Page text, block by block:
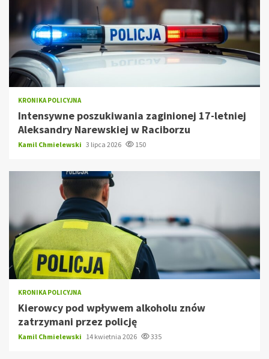
KRONIKA POLICYJNA
Intensywne poszukiwania zaginionej 17-letniej
Aleksandry Narewskiej w Raciborzu
Kamil Chmielewski 3 lipca 2026 150
KRONIKA POLICYJNA
Kierowcy pod wpływem alkoholu znów
zatrzymani przez policję
Kamil Chmielewski 14 kwietnia 2026 335